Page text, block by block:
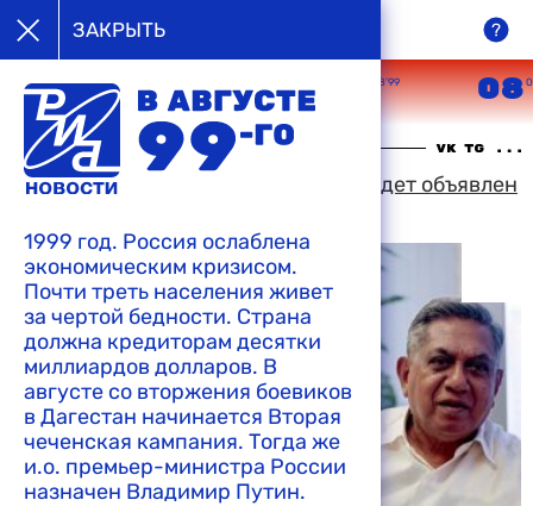
в августе
99-го
05 08’99 06 08’99 08
09:34 08-08-1999
Президент Сингапура, вероятно, будет объявлен
ЗАКРЫТЬ
1999 год. Россия ослаблена
экономическим кризисом.
Почти треть населения живет
за чертой бедности. Страна
должна кредиторам десятки
миллиардов долларов. В
августе со вторжения боевиков
в Дагестан начинается Вторая
чеченская кампания. Тогда же
и.о. премьер-министра России
назначен Владимир Путин.